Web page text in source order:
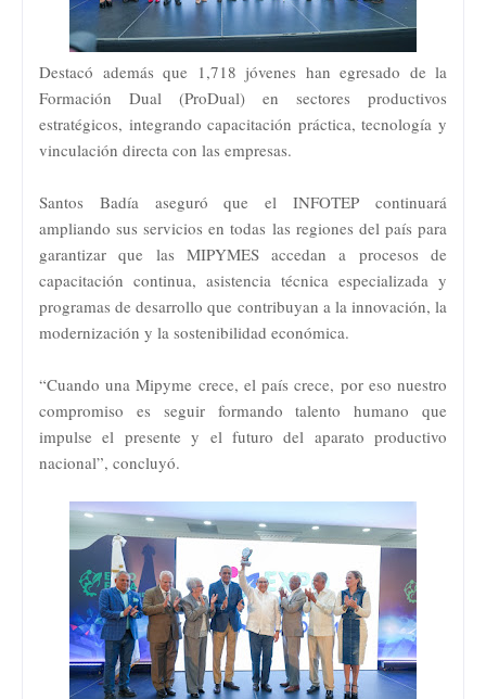
Destacó además que 1,718 jóvenes han egresado de la
Formación Dual (ProDual) en sectores productivos
estratégicos, integrando capacitación práctica, tecnología y
vinculación directa con las empresas.
Santos Badía aseguró que el INFOTEP continuará
ampliando sus servicios en todas las regiones del país para
garantizar que las MIPYMES accedan a procesos de
capacitación continua, asistencia técnica especializada y
programas de desarrollo que contribuyan a la innovación, la
modernización y la sostenibilidad económica.
“Cuando una Mipyme crece, el país crece, por eso nuestro
compromiso es seguir formando talento humano que
impulse el presente y el futuro del aparato productivo
nacional”, concluyó.